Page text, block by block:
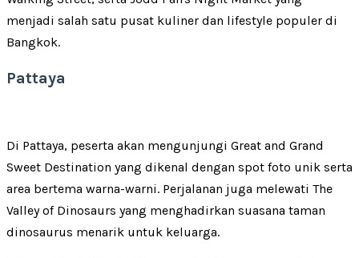
menjadi salah satu pusat kuliner dan lifestyle populer di
Bangkok.
Pattaya
Di Pattaya, peserta akan mengunjungi Great and Grand
Sweet Destination yang dikenal dengan spot foto unik serta
area bertema warna-warni. Perjalanan juga melewati The
Valley of Dinosaurs yang menghadirkan suasana taman
dinosaurus menarik untuk keluarga.